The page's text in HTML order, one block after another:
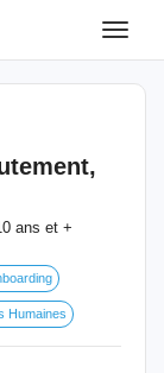
Toggle
ans et +
Humaines